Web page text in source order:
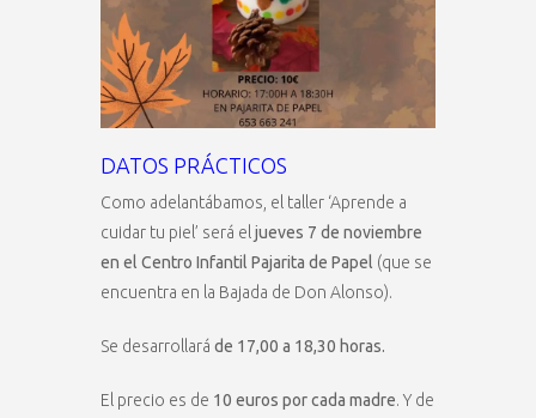
DATOS PRÁCTICOS
Como adelantábamos, el taller ‘Aprende a
cuidar tu piel’ será el jueves 7 de noviembre
en el Centro Infantil Pajarita de Papel (que se
encuentra en la Bajada de Don Alonso).
Se desarrollará de 17,00 a 18,30 horas.
El precio es de 10 euros por cada madre. Y de